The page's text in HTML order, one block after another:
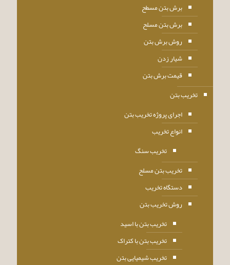
برش بتن مسطح
برش بتن مسلح
روش برش بتن
شیار زدن
قیمت برش بتن
تخریب بتن
اجرای پروژه تخریب بتن
انواع تخریب
تخریب سنگ
تخریب بتن مسلح
دستگاه تخریب
روش تخریب بتن
تخریب بتن با اسید
تخریب بتن با کتراک
تخریب شیمیایی بتن